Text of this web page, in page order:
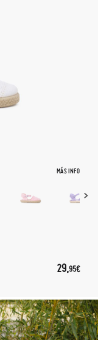
MÁS INFO
29,95€